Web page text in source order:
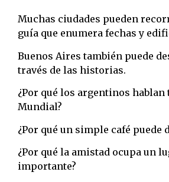
Muchas ciudades pueden
guía que enumera fechas y
Buenos Aires también puede
través de las historias.
¿Por qué los argentinos hablan
Mundial?
¿Por qué un simple café puede
¿Por qué la amistad ocupa un
importante?